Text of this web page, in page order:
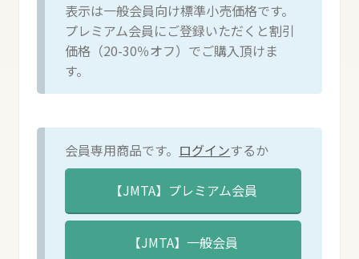
表示は一般会員向け標準小売価格です。
プレミアム会員にご登録いただくと割引
価格（20-30％オフ）でご購入頂けま
す。
会員専用商品です。 ログインするか